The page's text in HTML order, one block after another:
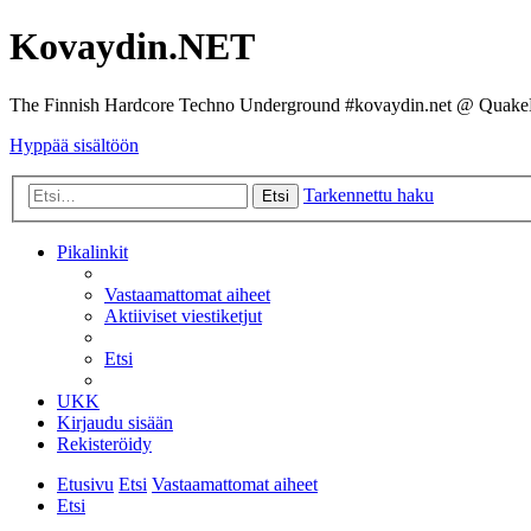
Kovaydin.NET
The Finnish Hardcore Techno Underground #kovaydin.net @
Hyppää sisältöön
Etsi Tarkennettu haku
Pikalinkit
Vastaamattomat aiheet
Aktiiviset viestiketjut
Etsi
UKK
Kirjaudu sisään
Rekisteröidy
Etusivu Etsi Vastaamattomat aiheet
Etsi